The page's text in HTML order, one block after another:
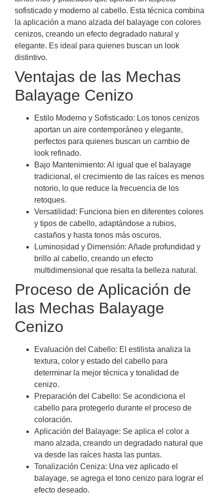
sofisticado y moderno al cabello. Esta técnica combina
la aplicación a mano alzada del balayage con colores
cenizos, creando un efecto degradado natural y
elegante. Es ideal para quienes buscan un look
distintivo.
Ventajas de las Mechas
Balayage Cenizo
Estilo Moderno y Sofisticado: Los tonos cenizos
aportan un aire contemporáneo y elegante,
perfectos para quienes buscan un cambio de
look refinado.
Bajo Mantenimiento: Al igual que el balayage
tradicional, el crecimiento de las raíces es menos
notorio, lo que reduce la frecuencia de los
retoques.
Versatilidad: Funciona bien en diferentes colores
y tipos de cabello, adaptándose a rubios,
castaños y hasta tonos más oscuros.
Luminosidad y Dimensión: Añade profundidad y
brillo al cabello, creando un efecto
multidimensional que resalta la belleza natural.
Proceso de Aplicación de
las Mechas Balayage
Cenizo
Evaluación del Cabello: El estilista analiza la
textura, color y estado del cabello para
determinar la mejor técnica y tonalidad de
cenizo.
Preparación del Cabello: Se acondiciona el
cabello para protegerlo durante el proceso de
coloración.
Aplicación del Balayage: Se aplica el color a
mano alzada, creando un degradado natural que
va desde las raíces hasta las puntas.
Tonalización Ceniza: Una vez aplicado el
balayage, se agrega el tono cenizo para lograr el
efecto deseado.